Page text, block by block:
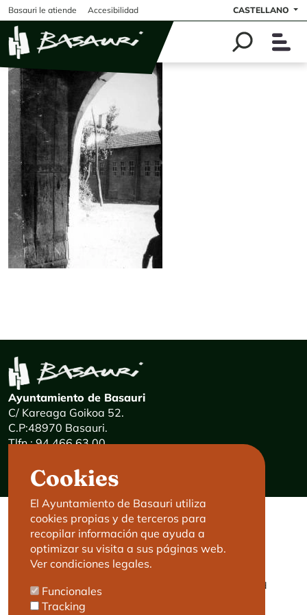
Pasar al contenido principal
Basauri le atiende Accesibilidad CASTELLANO
Cookies
El Ayuntamiento de Basauri utiliza
cookies propias y de terceros para
recopilar información que ayuda a
optimizar su visita a sus páginas web.
Ver condiciones legales.
Funcionales
Tracking
Ayuntamiento de Basauri
C/ Kareaga Goikoa 52.
C.P:48970 Basauri.
Tlfn.: 94 466 63 00
E-mail: haz@basauri.eus
CONTACTO
Basauri le atiende
Cita previa
LEGAL
Aviso legal
Política de privacidad